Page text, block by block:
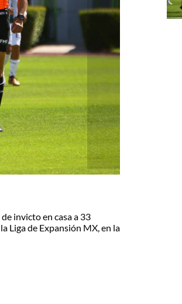
invicto en casa a 33
Liga de Expansión MX, en la